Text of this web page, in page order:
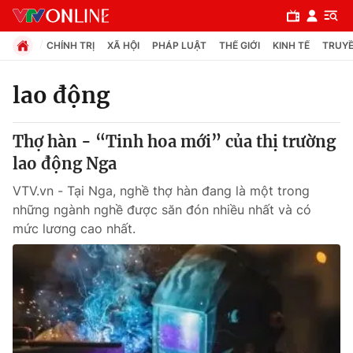
Chuyên mục
Chính trị
Xã hội
Pháp luật
Y tế
Thế giới
CHÍNH TRỊ XÃ HỘI PHÁP LUẬT THẾ GIỚI KINH TẾ
lao động
Thợ hàn - “Tinh hoa mới” của thị trường
lao động Nga
VTV.vn - Tại Nga, nghề thợ hàn đang là một trong
những ngành nghề được săn đón nhiều nhất và có
mức lương cao nhất.